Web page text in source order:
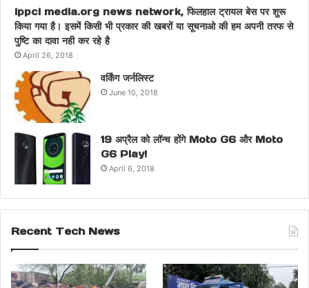
ippci media.org news network, फिलहाल ट्रायल बेस पर शुरू
किया गया है। इसमें किसी भी प्रकार की खबरों या सूचनाओ की हम अपनी तरफ से
पुष्टि का दावा नही कर रहे है
April 26, 2018
वर्किंग जर्नलिस्ट
June 10, 2018
19 अप्रैल को लॉन्च होंगे Moto G6 और Moto
G6 Play!
April 6, 2018
Recent Tech News